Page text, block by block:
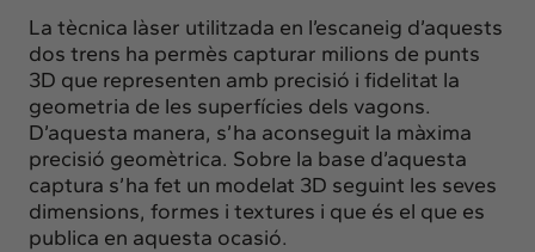
La tècnica làser utilitzada en l’escaneig d’aquests
dos trens ha permès capturar milions de punts
3D que representen amb precisió i fidelitat la
geometria de les superfícies dels vagons.
D’aquesta manera, s’ha aconseguit la màxima
precisió geomètrica. Sobre la base d’aquesta
captura s’ha fet un modelat 3D seguint les seves
dimensions, formes i textures i que és el que es
publica en aquesta ocasió.